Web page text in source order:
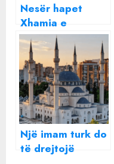
Nesër hapet
Xhamia e
Namazgjasë, të
pranishëm Rama
dhe Erdogani,
KMSH jep detajet
Një imam turk do
të drejtojë